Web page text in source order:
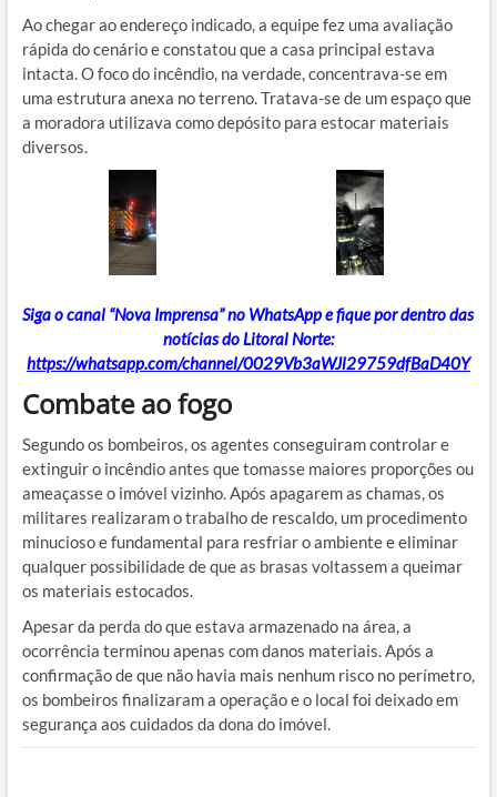
Ao chegar ao endereço indicado, a equipe fez uma avaliação
rápida do cenário e constatou que a casa principal estava
intacta. O foco do incêndio, na verdade, concentrava-se em
uma estrutura anexa no terreno. Tratava-se de um espaço que
a moradora utilizava como depósito para estocar materiais
diversos.
Siga o canal “Nova Imprensa” no WhatsApp e fique por dentro das
notícias do Litoral Norte:
https://whatsapp.com/channel/0029Vb3aWJl29759dfBaD40Y
Combate ao fogo
Segundo os bombeiros, os agentes conseguiram controlar e
extinguir o incêndio antes que tomasse maiores proporções ou
ameaçasse o imóvel vizinho. Após apagarem as chamas, os
militares realizaram o trabalho de rescaldo, um procedimento
minucioso e fundamental para resfriar o ambiente e eliminar
qualquer possibilidade de que as brasas voltassem a queimar
os materiais estocados.
Apesar da perda do que estava armazenado na área, a
ocorrência terminou apenas com danos materiais. Após a
confirmação de que não havia mais nenhum risco no perímetro,
os bombeiros finalizaram a operação e o local foi deixado em
segurança aos cuidados da dona do imóvel.